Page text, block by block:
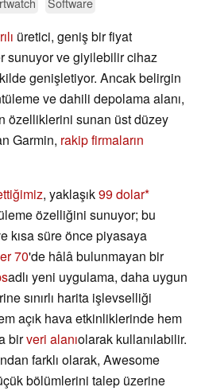
üretici, geniş bir fiyat
sunuyor ve giyilebilir cihaz
genişletiyor. Ancak belirgin
ve dahili depolama alanı,
özelliklerini sunan üst düzey
Garmin, rakip firmaların
, yaklaşık99 dolar
özelliğini sunuyor; bu
kısa süre önce piyasaya
70'de hâlâ bulunmayan bir
adlı yeni uygulama, daha uygun
sınırlı harita işlevselliği
açık hava etkinliklerinde hem
birveri alanıolarak kullanılabilir.
farklı olarak, Awesome
bölümlerini talep üzerine